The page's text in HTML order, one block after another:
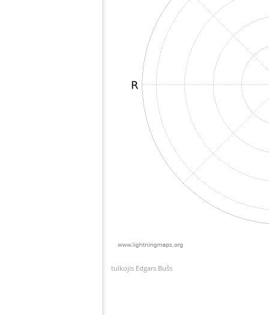
tulkojis Edgars Bušs